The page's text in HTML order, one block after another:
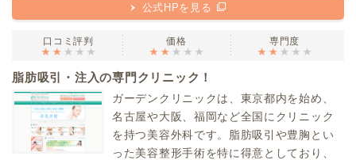
公式HPを見る
口コミ評判 価格 専門度
脂肪吸引・注入の専門クリニック！
ガーデンクリニックは、東京都内を始め、
名古屋や大阪、福岡など全国にクリニック
を持つ美容外科です。脂肪吸引や豊胸とい
った美容整形手術を特に得意としており、